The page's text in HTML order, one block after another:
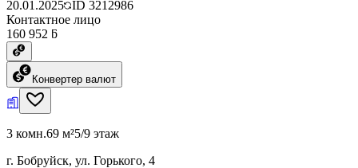
20.01.2025 ID 3212986
Контактное лицо
160 952 ƃ
Конвертер валют
3 комн.69 м²5/9 этаж
г. Бобруйск, ул. Горького, 4